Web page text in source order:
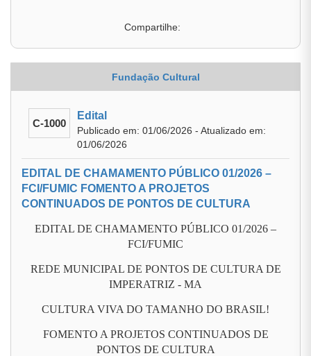
Compartilhe:
Fundação Cultural
C-1000
Edital
Publicado em: 01/06/2026 - Atualizado em:
01/06/2026
EDITAL DE CHAMAMENTO PÚBLICO 01/2026 –
FCI/FUMIC FOMENTO A PROJETOS
CONTINUADOS DE PONTOS DE CULTURA
EDITAL DE CHAMAMENTO PÚBLICO 01/2026 –
FCI/FUMIC
REDE MUNICIPAL DE PONTOS DE CULTURA DE
IMPERATRIZ - MA
CULTURA VIVA DO TAMANHO DO BRASIL!
FOMENTO A PROJETOS CONTINUADOS DE
PONTOS DE CULTURA